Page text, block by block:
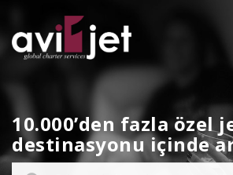
10.000’den fazla özel
destinasyonu içinde